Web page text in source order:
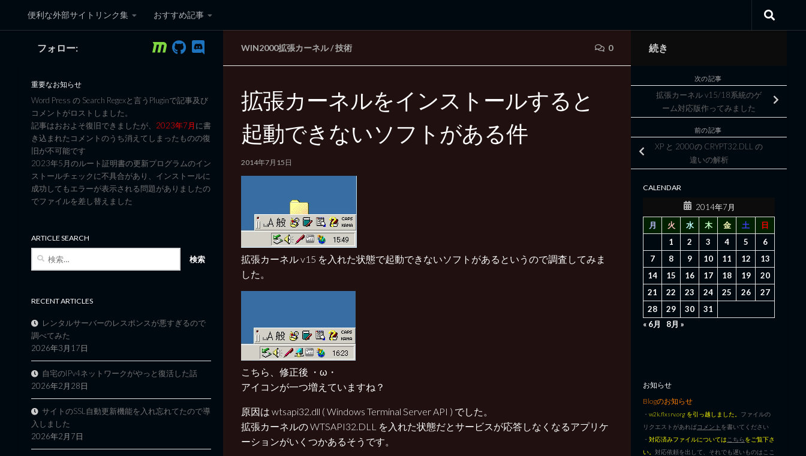
コンテンツへスキップ
便利な外部サイトリンク集 おすすめ記事
黒翼猫のコンピュータ日記 3rd Edition
WIN2000拡張カーネル/技術 0
拡張カーネルをインストールすると
起動できないソフトがある件
2014年7月15日
拡張カーネル v15 を入れた状態で起動できないソフトがあるというので調査してみま
した。
こちら、修正後 ・ω・
アイコンが一つ増えていますね？
原因は wtsapi32.dll ( Windows Terminal Server API ) でした。
拡張カーネルの WTSAPI32.DLL を入れた状態だとサービスが応答しなくなるアプリケ
ーションがいくつかあるそうです。
フォロー:
重要なお知らせ
Word Press の Search Regexと言うPluginで記事及び
コメントがロストしました。
記事はおおよそ復旧できましたが、 2023年7月に書
き込まれたコメントのうち消えてしまったものの復
旧が不可能です
2023年5月のルート証明書の更新プログラムのイン
ストールチェックに不具合があり、インストールに
成功してもエラーが表示される問題がありましたの
でファイルを差し替えました
ARTICLE SEARCH
RECENT ARTICLES
レンタルサーバーのレスポンスが悪すぎるので
調べてみた
2026年3月17日
自宅のIPv4ネットワークがやっと復活した話
2026年2月28日
サイトのSSL自動更新機能を入れ忘れてたので導
入しました
2026年2月7日
続き
次の記事
拡張カーネル v15/18系統のゲ
ーム対応版作ってみました
前の記事
XP と 2000の CRYPT32.DLL の
違いの解析
CALENDAR
2014年7月
月
火 水 木 金 土
日
1
2 3 4 5
6
7
8 9 10 11 12
13
14
15 16 17 18 19
20
21
22 23 24 25 26
27
28
29 30
31
« 6月
8月 »
お知らせ
Blogのお知らせ
・ w2k.flxsrv.org を引っ越しました。 ファイルの
リクエストがあればコメント を書いてください
・ 対応済みファイルについては こちらをご覧下さ
い。 対応依頼を出して、それでも遅いものはここ